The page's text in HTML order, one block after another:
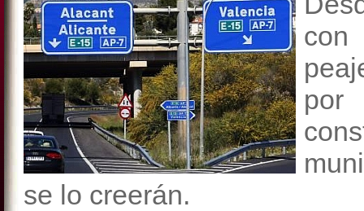
con
por
se lo creerán.